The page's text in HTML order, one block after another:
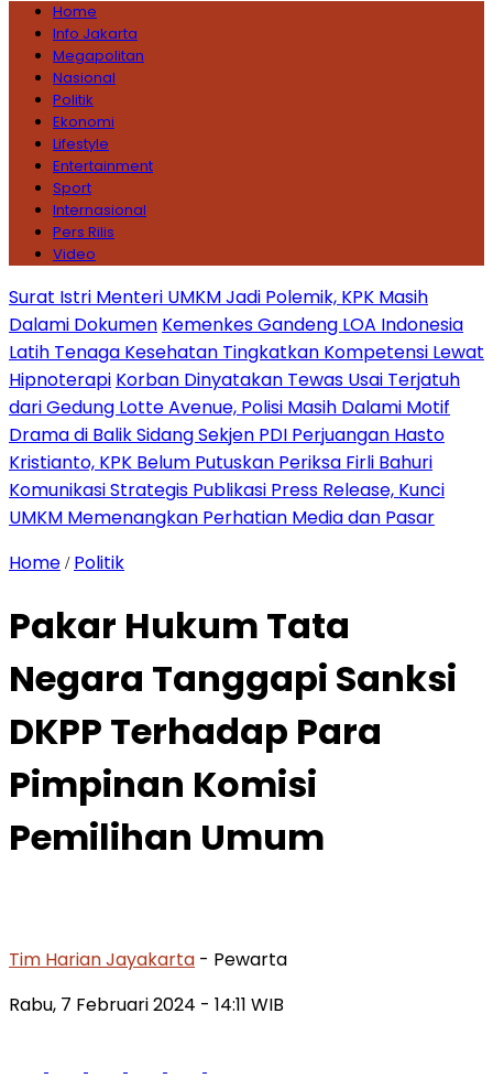
Home
Info Jakarta
Megapolitan
Nasional
Politik
Ekonomi
Lifestyle
Entertainment
Sport
Internasional
Pers Rilis
Video
Surat Istri Menteri UMKM Jadi Polemik, KPK Masih
Dalami Dokumen Kemenkes Gandeng LOA Indonesia
Latih Tenaga Kesehatan Tingkatkan Kompetensi Lewat
Hipnoterapi Korban Dinyatakan Tewas Usai Terjatuh
dari Gedung Lotte Avenue, Polisi Masih Dalami Motif
Drama di Balik Sidang Sekjen PDI Perjuangan Hasto
Kristianto, KPK Belum Putuskan Periksa Firli Bahuri
Komunikasi Strategis Publikasi Press Release, Kunci
UMKM Memenangkan Perhatian Media dan Pasar
Home / Politik
Pakar Hukum Tata
Negara Tanggapi Sanksi
DKPP Terhadap Para
Pimpinan Komisi
Pemilihan Umum
Tim Harian Jayakarta - Pewarta
Rabu, 7 Februari 2024 - 14:11 WIB